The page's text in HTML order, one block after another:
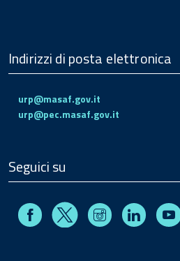
Indirizzi di posta elettronica
urp@masaf.gov.it
urp@pec.masaf.gov.it
Seguici su
FacebookX Instagram